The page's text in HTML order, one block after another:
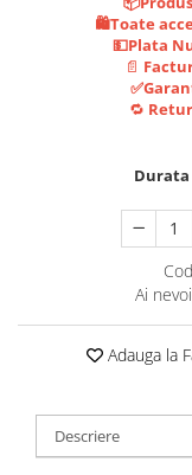
Roți și Anvelope
Anvelope pneumatice
Valve & extensii
Acceleratoare &
Display-uri / ecrane
Lumini / iluminare
Cabluri motoare
Senzori Hall
🛍️Toate
💵Plata
📄
🔁
Ai
Adauga la
Descriere